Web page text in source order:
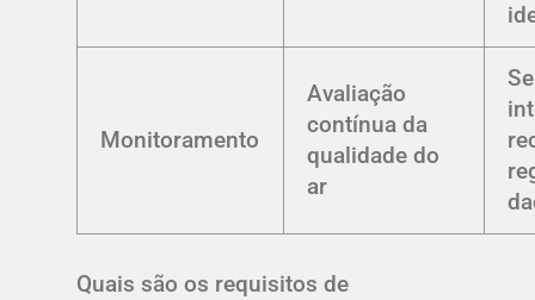
Monitoramento
Avaliação
contínua da
qualidade do
ar
Quais são os requisitos de